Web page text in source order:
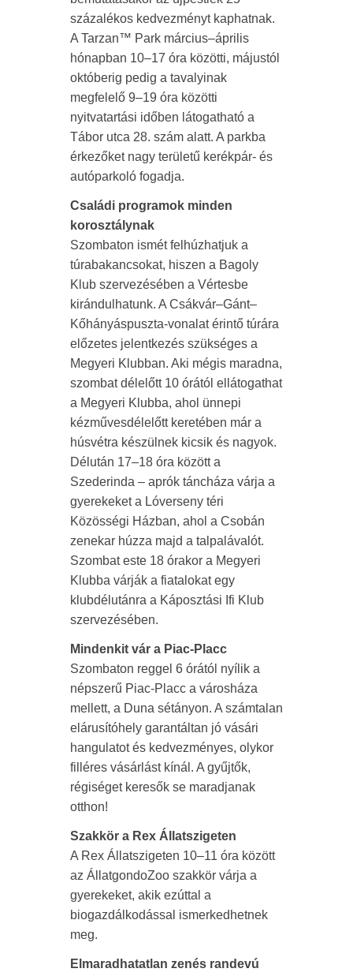
százalékos kedvezményt kaphatnak.
A Tarzan™ Park március–április
hónapban 10–17 óra közötti, májustól
októberig pedig a tavalyinak
megfelelő 9–19 óra közötti
nyitvatartási időben látogatható a
Tábor utca 28. szám alatt. A parkba
érkezőket nagy területű kerékpár- és
autóparkoló fogadja.
Családi programok minden
korosztálynak
Szombaton ismét felhúzhatjuk a
túrabakancsokat, hiszen a Bagoly
Klub szervezésében a Vértesbe
kirándulhatunk. A Csákvár–Gánt–
Kőhányáspuszta-vonalat érintő túrára
előzetes jelentkezés szükséges a
Megyeri Klubban. Aki mégis maradna,
szombat délelőtt 10 órától ellátogathat
a Megyeri Klubba, ahol ünnepi
kézművesdélelőtt keretében már a
húsvétra készülnek kicsik és nagyok.
Délután 17–18 óra között a
Szederinda – aprók táncháza várja a
gyerekeket a Lóverseny téri
Közösségi Házban, ahol a Csobán
zenekar húzza majd a talpalávalót.
Szombat este 18 órakor a Megyeri
Klubba várják a fiatalokat egy
klubdélutánra a Káposztási Ifi Klub
szervezésében.
Mindenkit vár a Piac-Placc
Szombaton reggel 6 órától nyílik a
népszerű Piac-Placc a városháza
mellett, a Duna sétányon. A számtalan
elárusítóhely garantáltan jó vásári
hangulatot és kedvezményes, olykor
filléres vásárlást kínál. A gyűjtők,
régiséget keresők se maradjanak
otthon!
Szakkör a Rex Állatszigeten
A Rex Állatszigeten 10–11 óra között
az ÁllatgondoZoo szakkör várja a
gyerekeket, akik ezúttal a
biogazdálkodással ismerkedhetnek
meg.
Elmaradhatatlan zenés randevú